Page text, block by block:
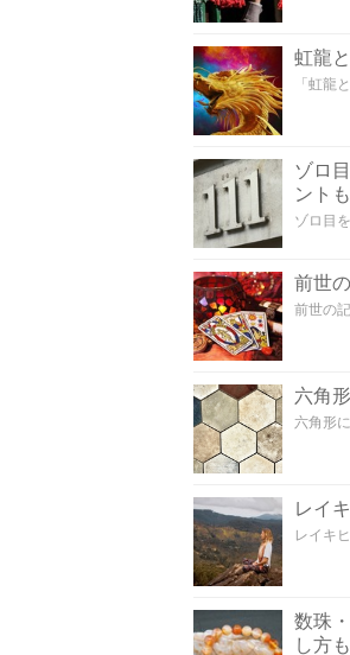
虹龍
「虹龍
ゾロ
ントも
ゾロ目
前世
前世の
六角
六角形
レイ
レイキ
数珠
し方も